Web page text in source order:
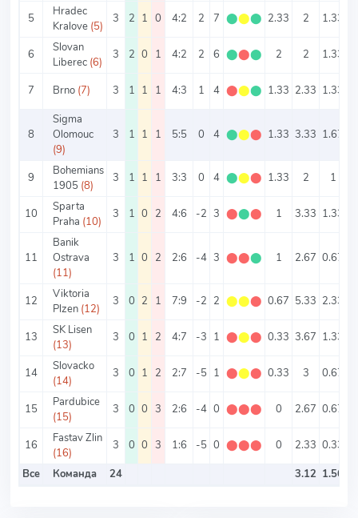
5
Hradec
Kralove (5)
3 2 1 0 4:2 2 7 ⬤⬤⬤ 2.33 2 1.33
6
Slovan
Liberec (6)
3 2 0 1 4:2 2 6 ⬤⬤⬤ 2 2 1.33
7 Brno (7) 3 1 1 1 4:3 1 4 ⬤⬤⬤ 1.33 2.33 1.33
8
Sigma
Olomouc
(9)
3 1 1 1 5:5 0 4 ⬤⬤⬤ 1.33 3.33 1.67
9
Bohemians
1905 (8)
3 1 1 1 3:3 0 4 ⬤⬤⬤ 1.33 2 1
10
Sparta
Praha (10)
3 1 0 2 4:6 -2 3 ⬤⬤⬤ 1 3.33 1.33
11
Banik
Ostrava
(11)
3 1 0 2 2:6 -4 3 ⬤⬤⬤ 1 2.67 0.67
12
Viktoria
Plzen (12)
3 0 2 1 7:9 -2 2 ⬤⬤⬤ 0.67 5.33 2.33
13
SK Lisen
(13)
3 0 1 2 4:7 -3 1 ⬤⬤⬤ 0.33 3.67 1.33
14
Slovacko
(14)
3 0 1 2 2:7 -5 1 ⬤⬤⬤ 0.33 3 0.67
15
Pardubice
(15)
3 0 0 3 2:6 -4 0 ⬤⬤⬤ 0 2.67 0.67
16
Fastav Zlin
(16)
3 0 0 3 1:6 -5 0 ⬤⬤⬤ 0 2.33 0.33
Все
Команда 24 3.12 1.56